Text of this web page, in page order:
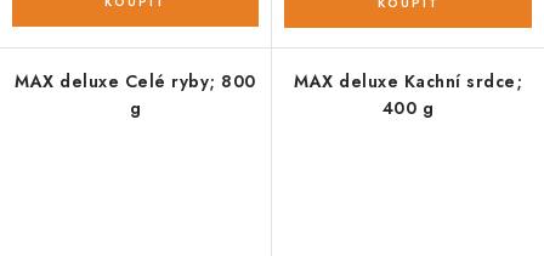
MAX deluxe Celé ryby; 800
g
MAX deluxe Kachní srdce;
400 g